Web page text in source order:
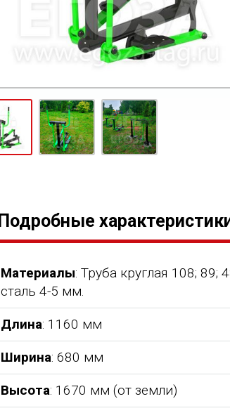
Подробные
Материалы: Труба круглая 108;
сталь 4-5 мм.
Длина: 1160 мм
Ширина: 680 мм
Высота: 1670 мм (от земли)